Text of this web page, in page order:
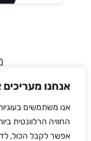
אנחנו
החוויה הרלוונטית
אפשר לקבל הכול,